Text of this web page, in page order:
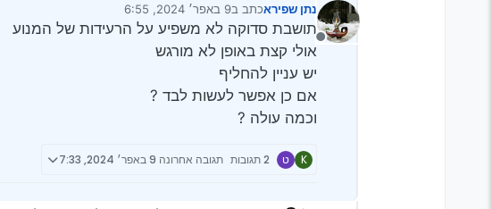
מנותק
נתן שפיראכתב ב9 באפר׳ 2024, 6:55
נערך לאחרונה על ידי
תושבת סדוקה לא משפיע על הרעידות של המנוע
אולי קצת באופן לא מורגש
יש עניין להחליף
אם כן אפשר לעשות לבד ?
וכמה עולה ?
K ט 2 תגובות תגובה אחרונה 9 באפר׳ 2024, 7:33